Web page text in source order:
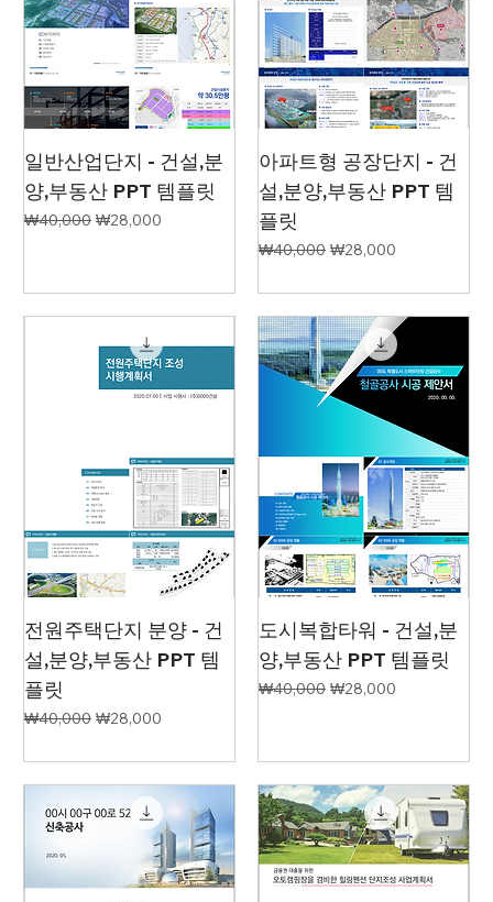
일반산업단지 - 건설,분
양,부동산 PPT 템플릿
일반가
₩40,000 할인가
₩28,000
아파트형 공장단지 - 건
설,분양,부동산 PPT 템
플릿
일반가
₩40,000 할인가
₩28,000
전원주택단지 분양 - 건
설,분양,부동산 PPT 템
플릿
일반가
₩40,000 할인가
₩28,000
도시복합타워 - 건설,분
양,부동산 PPT 템플릿
일반가
₩40,000 할인가
₩28,000